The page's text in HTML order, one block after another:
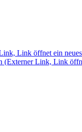
Link öffnet ein
(Externer Link, Link